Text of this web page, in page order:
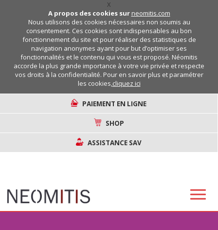
X
A propos des cookies sur neomitis.com
Nous utilisons des cookies nécessaires non soumis au
consentement. Ces cookies sont indispensables au bon
fonctionnement du site et pour réaliser des statistiques de
navigation anonymes ayant pour but d’optimiser ses
fonctionnalités et le contenu qui vous est proposé. Néomitis
accorde la plus grande importance à votre vie privée et respecte
vos droits à la confidentialité. Pour en savoir plus et paramétrer
les cookies,cliquez ici
PAIEMENT EN LIGNE
SHOP
ASSISTANCE SAV